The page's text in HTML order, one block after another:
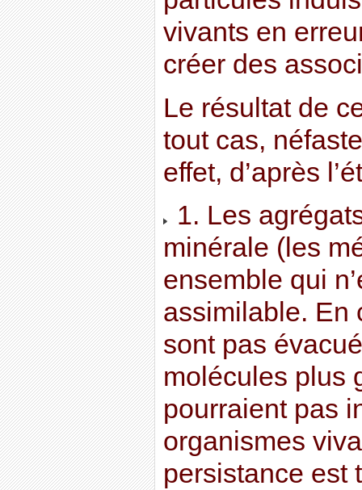
vivants en
créer des
Le résultat de
tout cas,
effet, d’après
1. Les
minérale (les
ensemble qui
assimilable. En
sont pas
molécules plus
pourraient pas
organismes
persistance est